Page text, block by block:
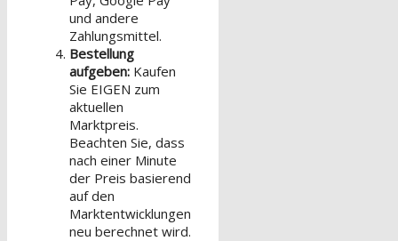
und andere
Zahlungsmittel.
Bestellung
aufgeben: Kaufen
Sie EIGEN zum
aktuellen
Marktpreis.
Beachten Sie, dass
nach einer Minute
der Preis basierend
auf den
Marktentwicklungen
neu berechnet wird.